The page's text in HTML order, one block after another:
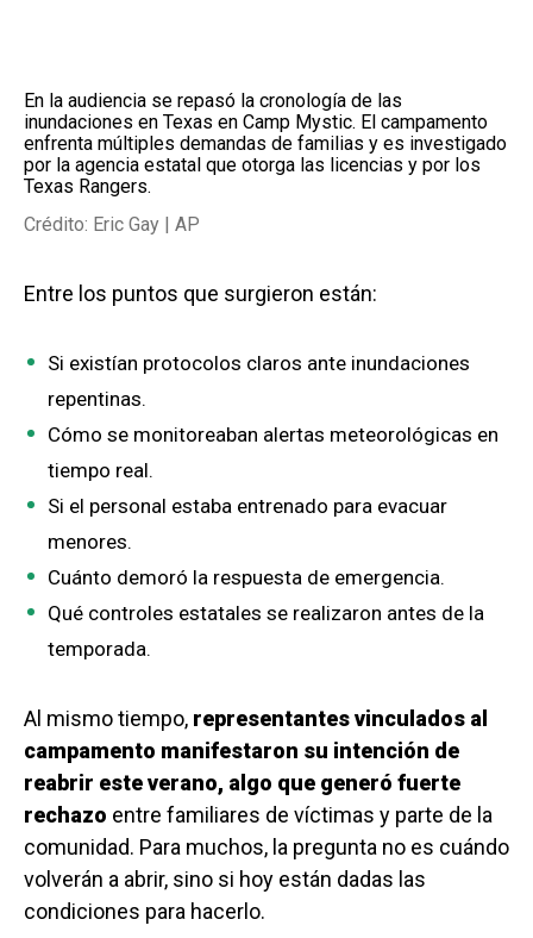
En la audiencia se repasó la cronología de las
inundaciones en Texas en Camp Mystic. El campamento
enfrenta múltiples demandas de familias y es investigado
por la agencia estatal que otorga las licencias y por los
Texas Rangers.
Crédito: Eric Gay | AP
Entre los puntos que surgieron están:
Si existían protocolos claros ante inundaciones
repentinas.
Cómo se monitoreaban alertas meteorológicas en
tiempo real.
Si el personal estaba entrenado para evacuar
menores.
Cuánto demoró la respuesta de emergencia.
Qué controles estatales se realizaron antes de la
temporada.
Al mismo tiempo, representantes vinculados al
campamento manifestaron su intención de
reabrir este verano, algo que generó fuerte
rechazo entre familiares de víctimas y parte de la
comunidad. Para muchos, la pregunta no es cuándo
volverán a abrir, sino si hoy están dadas las
condiciones para hacerlo.